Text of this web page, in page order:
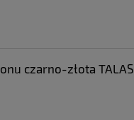
czarno-złota TALAS